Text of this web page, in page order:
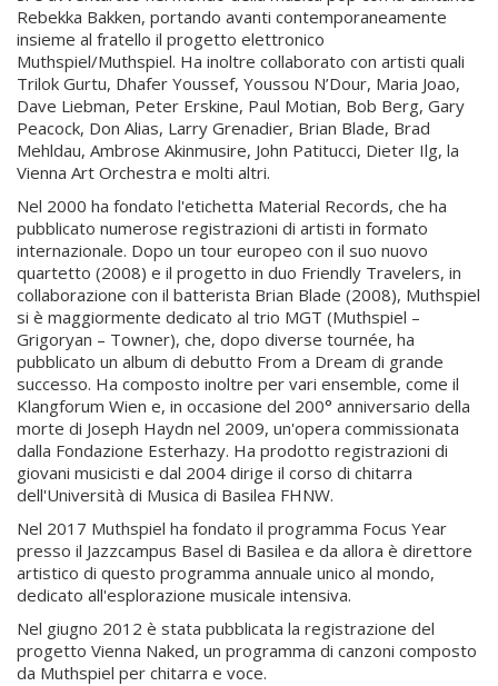
Rebekka Bakken, portando avanti contemporaneamente
insieme al fratello il progetto elettronico
Muthspiel/Muthspiel. Ha inoltre collaborato con artisti quali
Trilok Gurtu, Dhafer Youssef, Youssou N’Dour, Maria Joao,
Dave Liebman, Peter Erskine, Paul Motian, Bob Berg, Gary
Peacock, Don Alias, Larry Grenadier, Brian Blade, Brad
Mehldau, Ambrose Akinmusire, John Patitucci, Dieter Ilg, la
Vienna Art Orchestra e molti altri.
Nel 2000 ha fondato l'etichetta Material Records, che ha
pubblicato numerose registrazioni di artisti in formato
internazionale. Dopo un tour europeo con il suo nuovo
quartetto (2008) e il progetto in duo Friendly Travelers, in
collaborazione con il batterista Brian Blade (2008), Muthspiel
si è maggiormente dedicato al trio MGT (Muthspiel –
Grigoryan – Towner), che, dopo diverse tournée, ha
pubblicato un album di debutto From a Dream di grande
successo. Ha composto inoltre per vari ensemble, come il
Klangforum Wien e, in occasione del 200° anniversario della
morte di Joseph Haydn nel 2009, un'opera commissionata
dalla Fondazione Esterhazy. Ha prodotto registrazioni di
giovani musicisti e dal 2004 dirige il corso di chitarra
dell'Università di Musica di Basilea FHNW.
Nel 2017 Muthspiel ha fondato il programma Focus Year
presso il Jazzcampus Basel di Basilea e da allora è direttore
artistico di questo programma annuale unico al mondo,
dedicato all'esplorazione musicale intensiva.
Nel giugno 2012 è stata pubblicata la registrazione del
progetto Vienna Naked, un programma di canzoni composto
da Muthspiel per chitarra e voce.